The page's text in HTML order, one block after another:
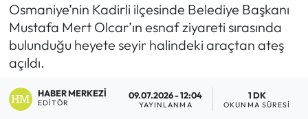
Osmaniye’nin Kadirli ilçesinde Belediye Başkanı
Mustafa Mert Olcar’ın esnaf ziyareti sırasında
bulunduğu heyete seyir halindeki araçtan ateş
açıldı.
HABER MERKEZI
EDITÖR
09.07.2026 - 12:04
YAYINLANMA
1 DK
OKUNMA SÜRESI
Boğazkale Haberleri
Çorum Haberleri
TFF 1.Lig Puan Durumu ve Fikstür
Tüm Manşetler